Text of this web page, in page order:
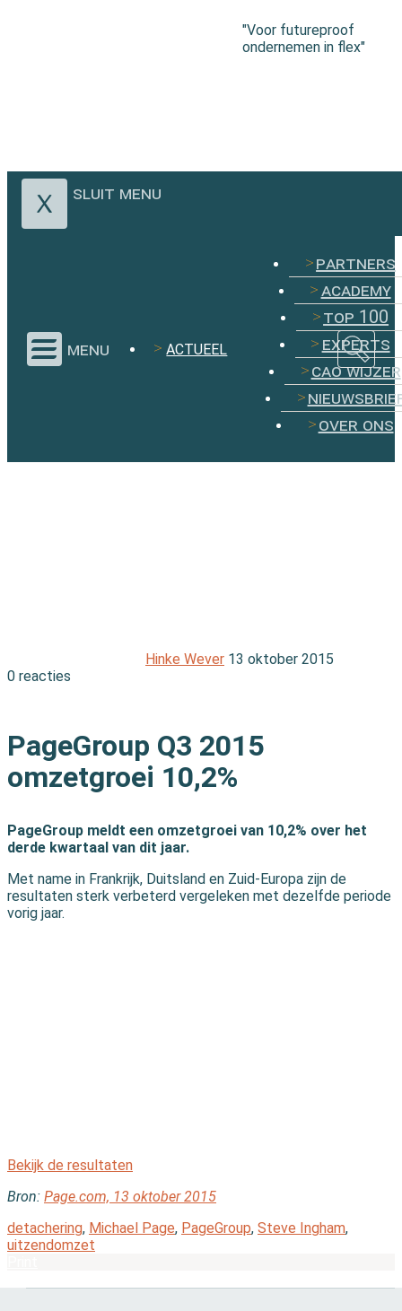
"Voor futureproof
ondernemen in flex"
sluit menu
menu ACTUEEL
partners
academy
top 100
experts
cao wijzer
over ons
Hinke Wever 13 oktober 2015
0 reacties
PageGroup Q3 2015
omzetgroei 10,2%
PageGroup meldt een omzetgroei van 10,2% over het
derde kwartaal van dit jaar.
Met name in Frankrijk, Duitsland en Zuid-Europa zijn de
resultaten sterk verbeterd vergeleken met dezelfde periode
vorig jaar.
Bekijk de resultaten
Bron: Page.com, 13 oktober 2015
detachering, Michael Page, PageGroup, Steve Ingham,
uitzendomzet